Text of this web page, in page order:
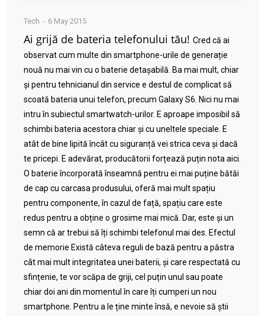
Tech 6 May 2015
Ai grijă de bateria telefonului tău! Cred că ai
observat cum multe din smartphone-urile de generație
nouă nu mai vin cu o baterie detașabilă. Ba mai mult, chiar
și pentru tehnicianul din service e destul de complicat să
scoată bateria unui telefon, precum Galaxy S6. Nici nu mai
intru în subiectul smartwatch-urilor. E aproape imposibil să
schimbi bateria acestora chiar și cu uneltele speciale. E
atât de bine lipită încât cu siguranță vei strica ceva și dacă
te pricepi. E adevărat, producătorii forțează puțin nota aici.
O baterie încorporată înseamnă pentru ei mai puține bătăi
de cap cu carcasa produsului, oferă mai mult spațiu
pentru componente, în cazul de față, spațiu care este
redus pentru a obține o grosime mai mică. Dar, este și un
semn că ar trebui să îți schimbi telefonul mai des. Efectul
de memorie Există câteva reguli de bază pentru a păstra
cât mai mult integritatea unei baterii, și care respectată cu
sfințenie, te vor scăpa de griji, cel puțin unul sau poate
chiar doi ani din momentul în care îți cumperi un nou
smartphone. Pentru a le ține minte însă, e nevoie să știi